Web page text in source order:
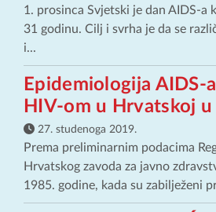
1. prosinca Svjetski je dan AIDS-a
31 godinu. Cilj i svrha je da se
i...
Epidemiologija AIDS-
HIV-om u Hrvatskoj
27. studenoga 2019.
Prema preliminarnim podacima
Hrvatskog zavoda za javno
1985. godine, kada su zabilježeni